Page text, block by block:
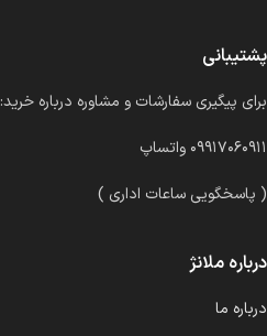
پشتیبانی
برای پیگیری سفارشات و مشاوره درباره خرید:
۰۹۹۱۷۰۶۰۹۱۱ واتساپ
( پاسخگویی ساعات اداری )
درباره ملانژ
درباره ما